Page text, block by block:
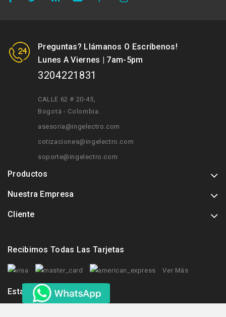
Preguntas? Llámanos O Escríbenos!
Lunes A Viernes | 7am-5pm
3204221831
CALLE 62 # 20-45
Bogotá - Colombia.
asesoria@ingelectro.com
cotizaciones@ingelectro.com
soporte@ingelectro.com
Productos
Nuestra Empresa
Cliente
Recibimos Todas Las Tarjetas
Ver Más
Estamos Tambien En: